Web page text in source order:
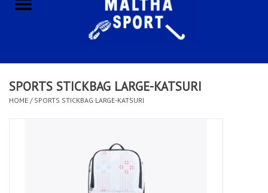
KLEDING
CLUBSHOPS
Afspraak Loop Analyse
SPORTS STICKBAG LARGE-KATSURI
HOME / SPORTS STICKBAG LARGE-KATSURI